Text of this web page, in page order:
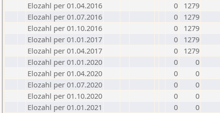
Elozahl per 01.04.2016
0
1279
Elozahl per 01.07.2016
0
1279
Elozahl per 01.10.2016
0
1279
Elozahl per 01.01.2017
0
1279
Elozahl per 01.04.2017
0
1279
Elozahl per 01.01.2020
0
0
Elozahl per 01.04.2020
0
0
Elozahl per 01.07.2020
0
0
Elozahl per 01.10.2020
0
0
Elozahl per 01.01.2021
0
0